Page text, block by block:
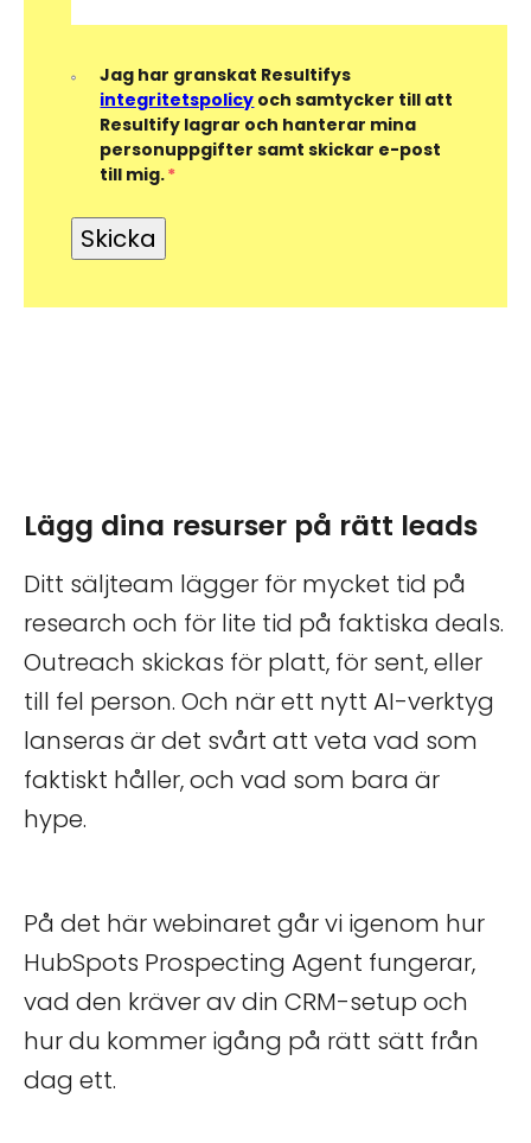
Jag har granskat Resultifys
integritetspolicy och samtycker till att
Resultify lagrar och hanterar mina
personuppgifter samt skickar e-post
till mig.*
Lägg dina resurser på rätt leads
Ditt säljteam lägger för mycket tid på
research och för lite tid på faktiska deals.
Outreach skickas för platt, för sent, eller
till fel person. Och när ett nytt AI-verktyg
lanseras är det svårt att veta vad som
faktiskt håller, och vad som bara är
hype.
På det här webinaret går vi igenom hur
HubSpots Prospecting Agent fungerar,
vad den kräver av din CRM-setup och
hur du kommer igång på rätt sätt från
dag ett.